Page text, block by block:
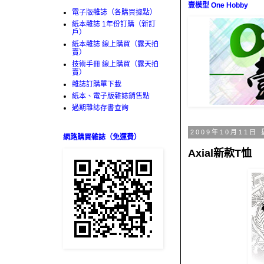
壹模型 One Hobby
2009年10月11日
Axial新款T恤
電子版雜誌（各購買據點）
紙本雜誌 1年份訂購（新訂
戶）
紙本雜誌 線上購買（露天拍
賣）
技術手冊 線上購買（露天拍
賣）
雜誌訂購單下載
紙本、電子版雜誌銷售點
過期雜誌存書查詢
網路購買雜誌（免運費）